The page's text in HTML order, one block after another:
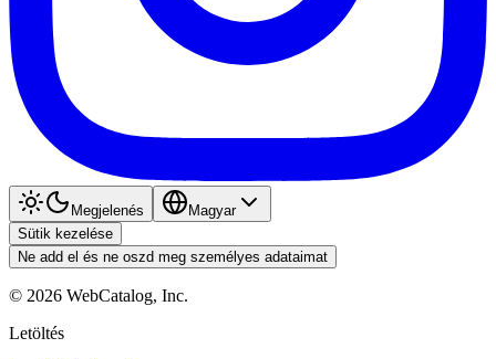
Megjelenés
Magyar
Sütik kezelése
Ne add el és ne oszd meg személyes adataimat
© 2026 WebCatalog, Inc.
Letöltés